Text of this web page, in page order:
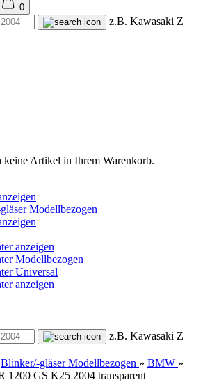
0
z.B. Kawasaki Z
keine Artikel in Ihrem Warenkorb.
Modellbezogen
anzeigen
Modellbezogen
Universal
anzeigen
z.B. Kawasaki Z
Blinker/-gläser Modellbezogen » BMW »
1200 GS K25 2004 transparent